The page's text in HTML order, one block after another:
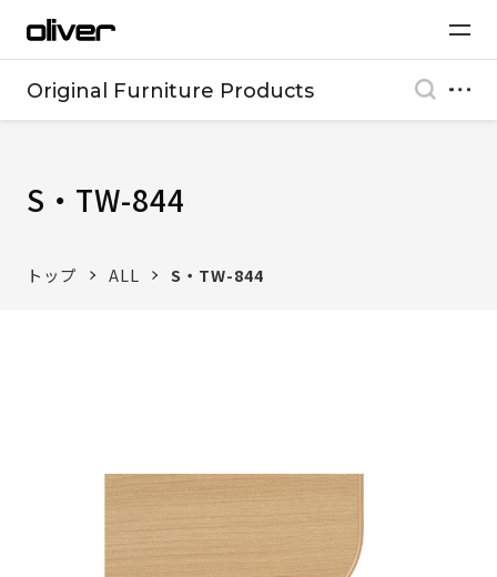
Original Furniture Products
S・TW-844
トップ ALL S・TW-844